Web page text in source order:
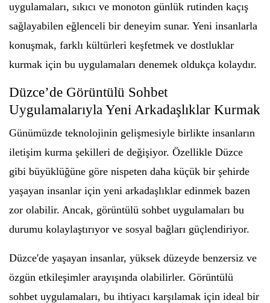
uygulamaları, sıkıcı ve monoton günlük rutinden kaçış
sağlayabilen eğlenceli bir deneyim sunar. Yeni insanlarla
konuşmak, farklı kültürleri keşfetmek ve dostluklar
kurmak için bu uygulamaları denemek oldukça kolaydır.
Düzce’de Görüntülü Sohbet
Uygulamalarıyla Yeni Arkadaşlıklar Kurmak
Günümüzde teknolojinin gelişmesiyle birlikte insanların
iletişim kurma şekilleri de değişiyor. Özellikle Düzce
gibi büyüklüğüne göre nispeten daha küçük bir şehirde
yaşayan insanlar için yeni arkadaşlıklar edinmek bazen
zor olabilir. Ancak, görüntülü sohbet uygulamaları bu
durumu kolaylaştırıyor ve sosyal bağları güçlendiriyor.
Düzce'de yaşayan insanlar, yüksek düzeyde benzersiz ve
özgün etkileşimler arayışında olabilirler. Görüntülü
sohbet uygulamaları, bu ihtiyacı karşılamak için ideal bir